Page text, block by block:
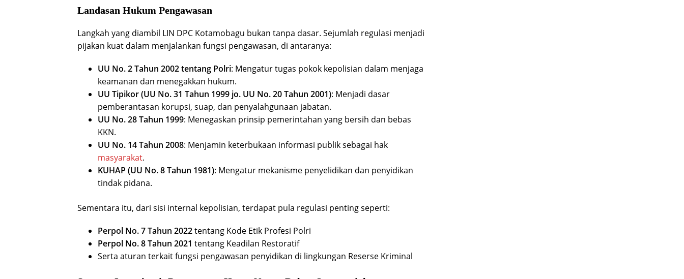
Landasan Hukum Pengawasan
Langkah yang diambil LIN DPC Kotamobagu bukan tanpa dasar. Sejumlah regulasi menjadi
pijakan kuat dalam menjalankan fungsi pengawasan, di antaranya:
UU No. 2 Tahun 2002 tentang Polri: Mengatur tugas pokok kepolisian dalam menjaga
keamanan dan menegakkan hukum.
UU Tipikor (UU No. 31 Tahun 1999 jo. UU No. 20 Tahun 2001): Menjadi dasar
pemberantasan korupsi, suap, dan penyalahgunaan jabatan.
UU No. 28 Tahun 1999: Menegaskan prinsip pemerintahan yang bersih dan bebas
KKN.
UU No. 14 Tahun 2008: Menjamin keterbukaan informasi publik sebagai hak
masyarakat.
KUHAP (UU No. 8 Tahun 1981): Mengatur mekanisme penyelidikan dan penyidikan
tindak pidana.
Sementara itu, dari sisi internal kepolisian, terdapat pula regulasi penting seperti:
Perpol No. 7 Tahun 2022tentang Kode Etik Profesi Polri
Perpol No. 8 Tahun 2021 tentang Keadilan Restoratif
Serta aturan terkait fungsi pengawasan penyidikan di lingkungan Reserse Kriminal